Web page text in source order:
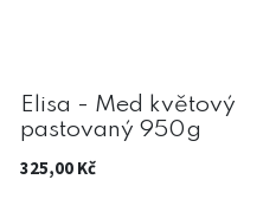
Elisa - Med květový
pastovaný 950g
325,00Kč